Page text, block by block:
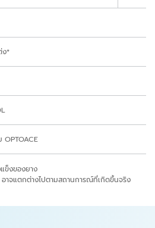
ง*
ข็งของยาง
าจแตกต่างไปตามสถานการณ์ที่เกิดขึ้นจริง